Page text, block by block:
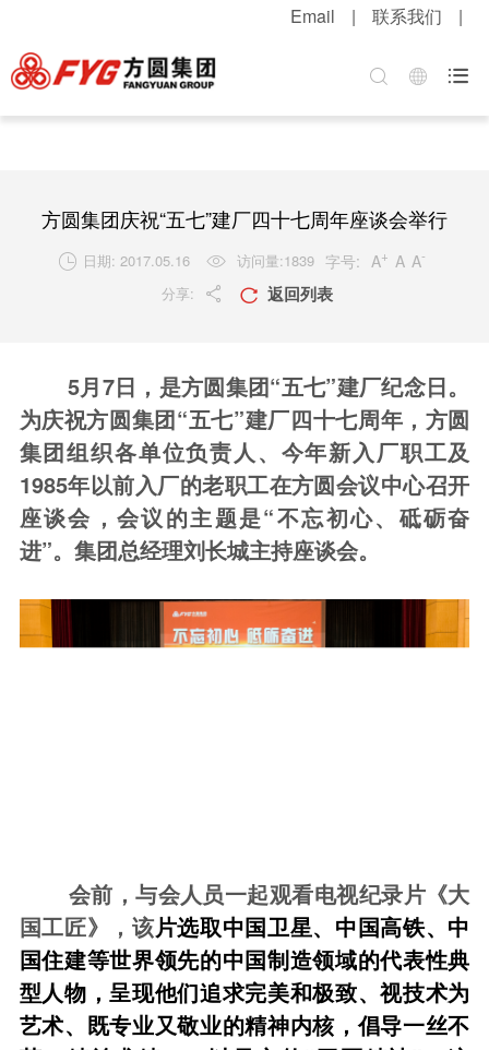
|
联系我们
|
Email

集团介绍
技术实力
公司新闻
视频新闻
混凝土机械
桩工机械
客户服务
网上订购
行业知识
解决方案
职位招聘
人才战略
方圆集团庆祝“五七”建厂四十七周年座谈会举行
 日期: 2017.05.16  访问量:1839 字号: A+ A A-
分享:   返回列表
5月7日 ， 是方圆集团“五七”建厂纪念日。
为庆祝方圆集团“五七”建厂四十七周年，方圆
集团组织各单位负责人、今年新入厂职工及
1985年以前入厂的老职工在方圆会议中心召开
座谈会 ，会议的主题是“不忘初心、砥砺奋
进”。 集团总经理刘长城主持座谈会。
会前，与会人员一起观看电视纪录片《大
国工匠》 ，该片选取中国卫星、中国高铁、中
国住建等世界领先的中国制造领域的代表性典
型人物，呈现他们追求完美和极致、视技术为
艺术、既专业又敬业的精神内核，倡导一丝不